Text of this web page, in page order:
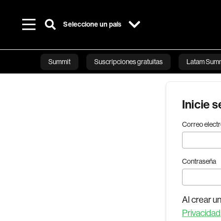
Seleccione un país
Summit Suscripciones gratuitas Latam
Tecnología
Inicie
Correo
Contraseña
Al crear
Privacidad